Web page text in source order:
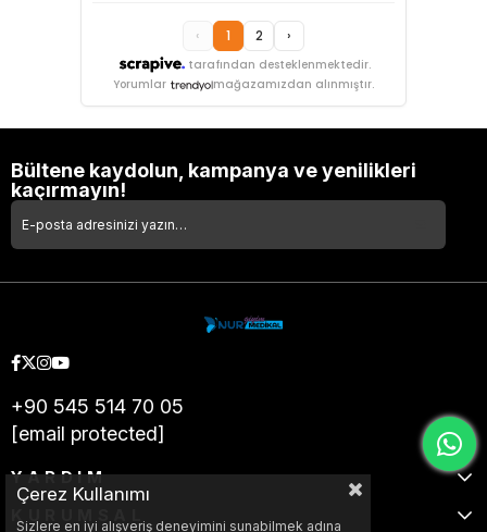
tarafından desteklenmektedir.
‹ 1 2 ›
Yorumlar mağazamızdan alınmıştır.
Bültene kaydolun, kampanya ve yenilikleri
kaçırmayın!
+90 545 514 70 05
[email protected]
YARDIM
Çerez Kullanımı
Sizlere en iyi alışveriş deneyimini sunabilmek adına